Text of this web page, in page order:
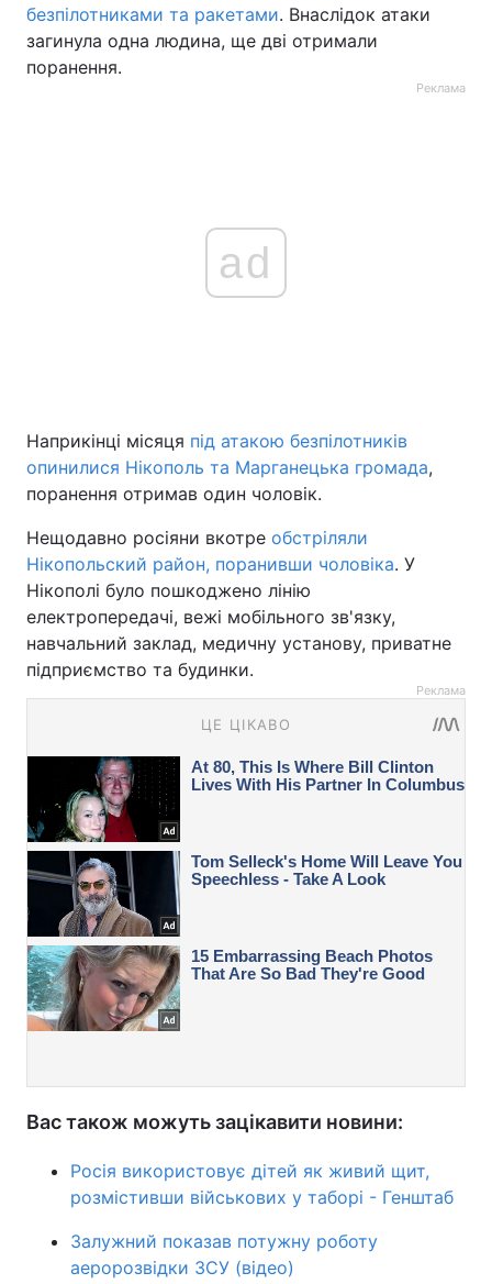
безпілотниками та ракетами. Внаслідок атаки
загинула одна людина, ще дві отримали
поранення.
Реклама
ad
Наприкінці місяця під атакою безпілотників
опинилися Нікополь та Марганецька громада,
поранення отримав один чоловік.
Нещодавно росіяни вкотре обстріляли
Нікопольский район, поранивши чоловіка. У
Нікополі було пошкоджено лінію
електропередачі, вежі мобільного зв'язку,
навчальний заклад, медичну установу, приватне
підприємство та будинки.
Реклама
Вас також можуть зацікавити новини:
Росія використовує дітей як живий щит,
розмістивши військових у таборі - Генштаб
Залужний показав потужну роботу
аеророзвідки ЗСУ (відео)